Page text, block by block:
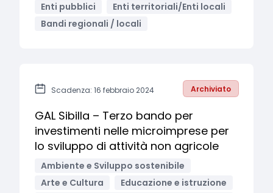
Enti pubblici
Enti territoriali/Enti locali
Bandi regionali / locali
Scadenza: 16 febbraio 2024 Archiviato
GAL Sibilla – Terzo bando per
investimenti nelle microimprese per
lo sviluppo di attività non agricole
Ambiente e Sviluppo sostenibile
Arte e Cultura
Educazione e istruzione